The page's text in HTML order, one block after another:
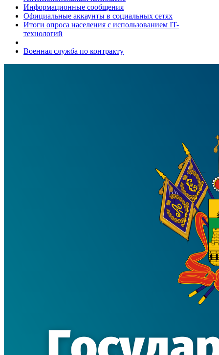
Информационные сообщения
Официальные аккаунты в социальных сетях
Итоги опроса населения с использованием IT-
технологий
Военная служба по контракту